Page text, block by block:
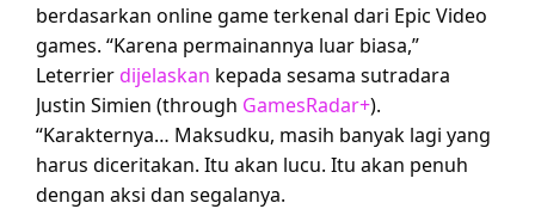
berdasarkan online game terkenal dari Epic Video
games. “Karena permainannya luar biasa,”
Leterrierdijelaskan kepada sesama sutradara
Justin Simien (through GamesRadar+).
“Karakternya… Maksudku, masih banyak lagi yang
harus diceritakan. Itu akan lucu. Itu akan penuh
dengan aksi dan segalanya.